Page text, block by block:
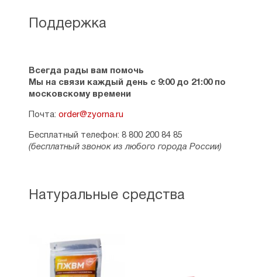
Поддержка
Всегда рады вам помочь
Мы на связи каждый день с 9:00 до 21:00 по
московскому времени
Почта: order@zyorna.ru
Бесплатный телефон: 8 800 200 84 85
(бесплатный звонок из любого города России)
Натуральные средства